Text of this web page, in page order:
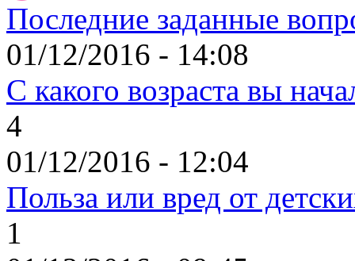
Последние заданные
01/12/2016 - 14:08
С какого возраста вы
4
01/12/2016 - 12:04
Польза или вред от
1